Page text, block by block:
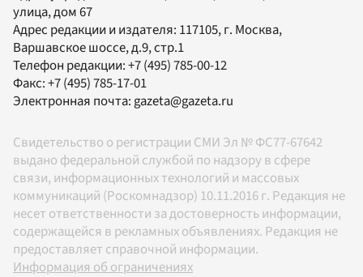
улица, дом 67
Адрес редакции и издателя: 117105, г. Москва,
Варшавское шоссе, д.9, стр.1
Телефон редакции:+7 (495) 785-00-12
Факс:+7 (495) 785-17-01
Электронная почта:gazeta@gazeta.ru
Свидетельство о регистрации СМИ Эл № ФС77-67642
выдано федеральной службой по надзору в сфере
связи, информационных технологий и массовых
коммуникаций (Роскомнадзор) 10.11.2016 г. Редакция не
несет ответственности за достоверность информации,
содержащейся в рекламных объявлениях. Редакция не
предоставляет справочной информации.
Информация об ограничениях